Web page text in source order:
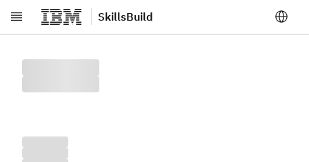
跳至主要內容 SkillsBuild